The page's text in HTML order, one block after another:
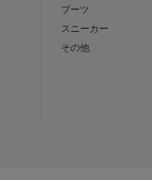
ブーツ
スニーカー
その他